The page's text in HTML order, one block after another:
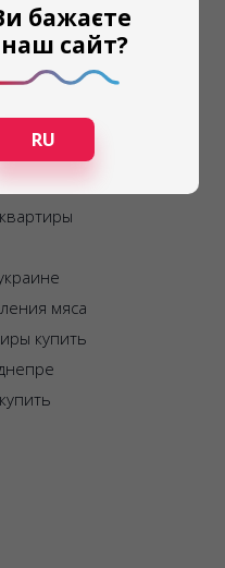
мяса
купить
бажаєте
сайт?
RU